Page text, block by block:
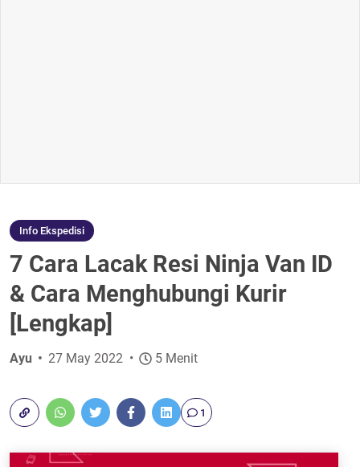
Info Ekspedisi
7 Cara Lacak Resi Ninja Van ID
& Cara Menghubungi Kurir
[Lengkap]
Ayu 27 May 2022 5 Menit
1